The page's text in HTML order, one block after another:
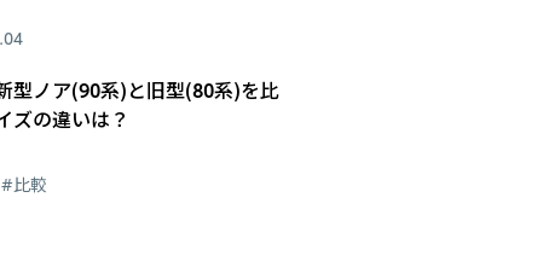
型ノア(90系)と旧型(80系)を比
ズの違いは？
#比較